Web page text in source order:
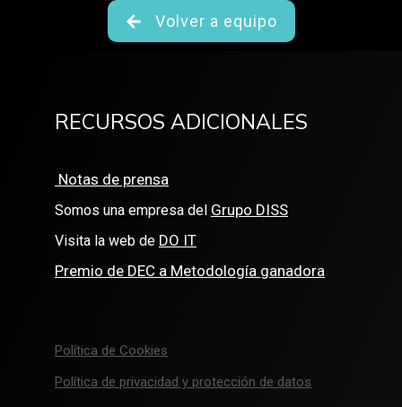
Volver a equipo
RECURSOS ADICIONALES
Notas de prensa
Somos una empresa del Grupo DISS
Visita la web de DO IT
Premio de DEC a Metodología ganadora
Política de Cookies
Política de privacidad y protección de datos